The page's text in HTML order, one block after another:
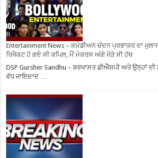
Entertainment News – ਕਮੇਡੀਅਨ ਚੰਦਨ ਪ੍ਰਭਾਕਰ ਦਾ
ਰਿਜੈਕਟ ਹੋ ਗਏ ਸੀ ਕਪਿਲ, ਮੈਂ ਮੇਕਰਸ ਅੱਗੇ ਜੋੜੇ ਸੀ ਹੱਥ
DSP Gursher Sandhu – ਬਰਖਾਸਤ ਡੀਐੱਸਪੀ ਅਤੇ ਉਨ੍ਹਾਂ
ਵੱਧ ਜਾਇਦਾਦ …